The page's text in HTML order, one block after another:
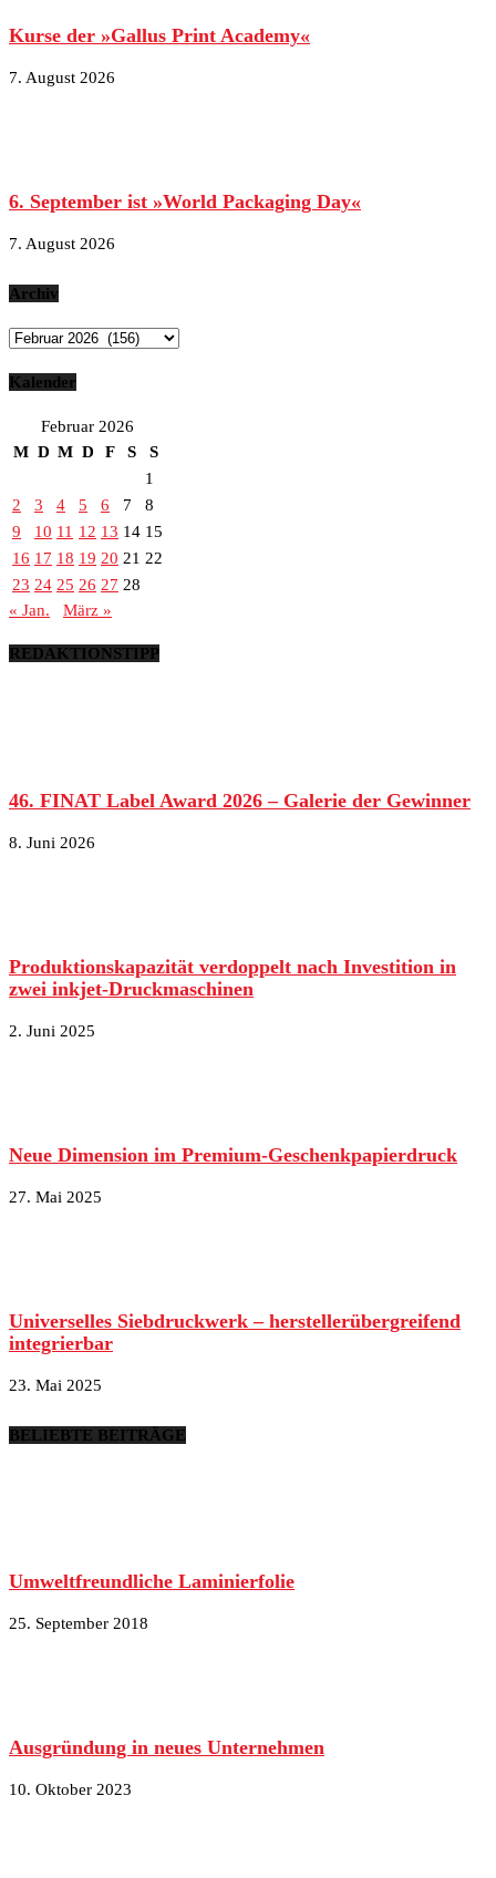
Kurse der »Gallus Print Academy«
7. August 2026
6. September ist »World Packaging Day«
7. August 2026
Archiv
Archiv
Kalender
Februar 2026
M D M D F S
S
1
2
3 4 5 6 7
8
9
10 11 12 13 14 15
16 17 18 19 20 21 22
23 24 25 26 27 28
« Jan.
März »
REDAKTIONSTIPP
46. FINAT Label Award 2026 – Galerie der Gewinner
8. Juni 2026
Produktionskapazität verdoppelt nach Investition in
zwei inkjet-Druckmaschinen
2. Juni 2025
Neue Dimension im Premium-Geschenkpapierdruck
27. Mai 2025
Universelles Siebdruckwerk – herstellerübergreifend
integrierbar
23. Mai 2025
BELIEBTE BEITRÄGE
Umweltfreundliche Laminierfolie
25. September 2018
Ausgründung in neues Unternehmen
10. Oktober 2023